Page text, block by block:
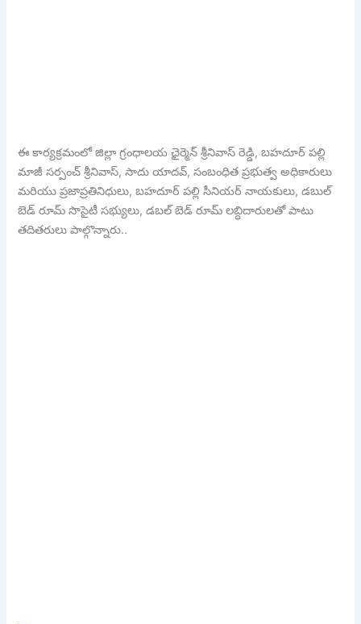
ఈ కార్యక్రమంలో జిల్లా గ్రంధాలయ ఛైర్మెన్ శ్రీనివాస్ రెడ్డి, బహదూర్ పల్లి
మాజీ సర్పంచ్ శ్రీనివాస్, సాదు యాదవ్, సంబంధిత ప్రభుత్వ అధికారులు
మరియు ప్రజాప్రతినిధులు, బహదూర్ పల్లి సీనియర్ నాయకులు, డబుల్
బెడ్ రూమ్ సొసైటీ సభ్యులు, డబల్ బెడ్ రూమ్ లబ్ధిదారులతో పాటు
తదితరులు పాల్గొన్నారు..